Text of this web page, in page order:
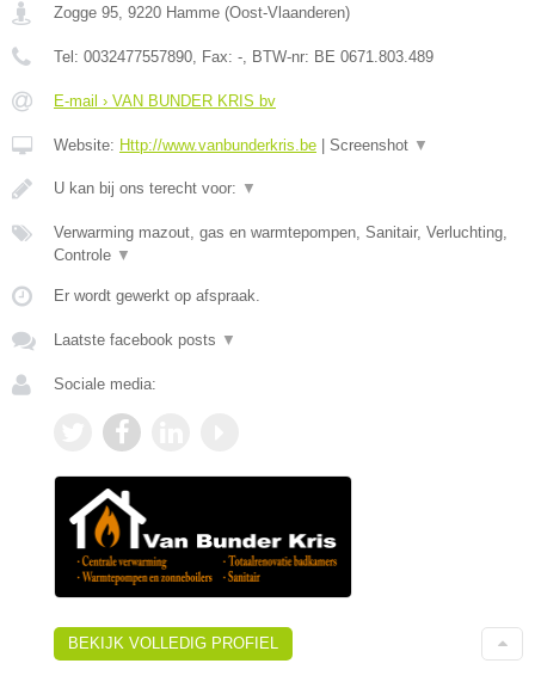
Zogge 95, 9220 Hamme (Oost-Vlaanderen)
Tel: 0032477557890, Fax: -, BTW-nr: BE 0671.803.489
E-mail › VAN BUNDER KRIS bv
Website: Http://www.vanbunderkris.be Screenshot ▼
U kan bij ons terecht voor: ▼
Verwarming mazout, gas en warmtepompen, Sanitair, Verluchting,
Controle ▼
Er wordt gewerkt op afspraak.
Laatste facebook posts ▼
Sociale media:
BEKIJK VOLLEDIG PROFIEL